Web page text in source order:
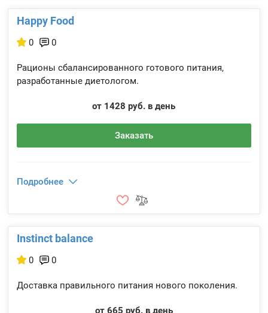
Happy Food
0 0
Рационы сбалансированного готового питания,
разработанные диетологом.
от 1428 руб. в день
Заказать
Подробнее
Instinct balance
0 0
Доставка правильного питания нового поколения.
от 665 руб. в день